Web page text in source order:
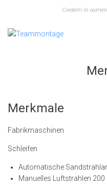
content
Credem în
Merkmale
Fabrikmaschinen
Schleifen
Automatische
Manuelles Luftstrahlen 200